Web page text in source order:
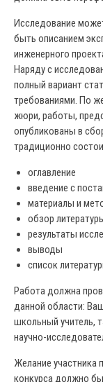
Исследование
быть описанием
инженерного
Наряду с
полный вариант
требованиями. По
жюри, работы,
опубликованы в
традиционно
оглавление
введение с
материалы и
обзор
результаты
выводы
список
Работа должна
данной области:
школьный учитель,
научно-
Желание участника
конкурса должно